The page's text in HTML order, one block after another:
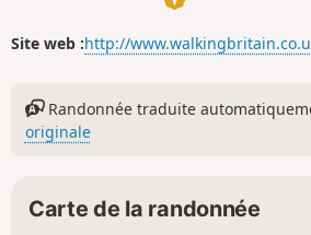
Site web :http://
Randonnée traduite
originale
Carte de la randonnée